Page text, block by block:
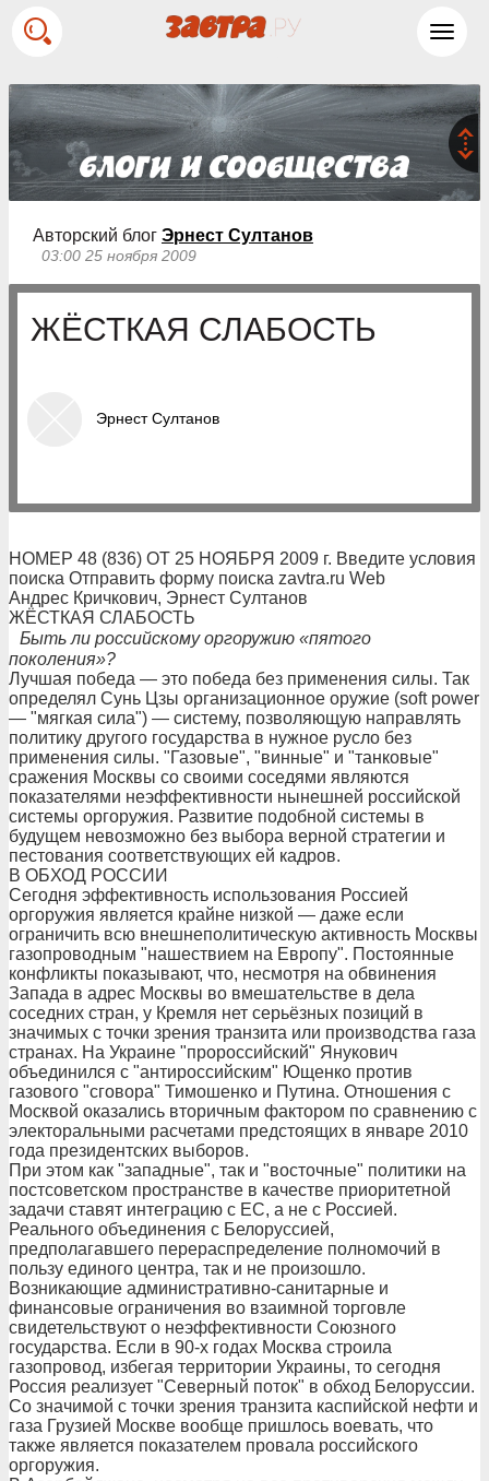
Авторский блог Эрнест Султанов
03:00 25 ноября 2009
ЖЁСТКАЯ СЛАБОСТЬ
Эрнест Султанов
НОМЕР 48 (836) ОТ 25 НОЯБРЯ 2009 г. Введите условия
поиска Отправить форму поиска zavtra.ru Web
Андрес Кричкович, Эрнест Султанов
ЖЁСТКАЯ СЛАБОСТЬ
Быть ли российскому оргоружию «пятого
поколения»?
Лучшая победа — это победа без применения силы. Так
определял Сунь Цзы организационное оружие (soft power
— "мягкая сила") — систему, позволяющую направлять
политику другого государства в нужное русло без
применения силы. "Газовые", "винные" и "танковые"
сражения Москвы со своими соседями являются
показателями неэффективности нынешней российской
системы оргоружия. Развитие подобной системы в
будущем невозможно без выбора верной стратегии и
пестования соответствующих ей кадров.
В ОБХОД РОССИИ
Сегодня эффективность использования Россией
оргоружия является крайне низкой — даже если
ограничить всю внешнеполитическую активность Москвы
газопроводным "нашествием на Европу". Постоянные
конфликты показывают, что, несмотря на обвинения
Запада в адрес Москвы во вмешательстве в дела
соседних стран, у Кремля нет серьёзных позиций в
значимых с точки зрения транзита или производства газа
странах. На Украине "пророссийский" Янукович
объединился с "антироссийским" Ющенко против
газового "сговора" Тимошенко и Путина. Отношения с
Москвой оказались вторичным фактором по сравнению с
электоральными расчетами предстоящих в январе 2010
года президентских выборов.
При этом как "западные", так и "восточные" политики на
постсоветском пространстве в качестве приоритетной
задачи ставят интеграцию с ЕС, а не с Россией.
Реального объединения с Белоруссией,
предполагавшего перераспределение полномочий в
пользу единого центра, так и не произошло.
Возникающие административно-санитарные и
финансовые ограничения во взаимной торговле
свидетельствуют о неэффективности Союзного
государства. Если в 90-х годах Москва строила
газопровод, избегая территории Украины, то сегодня
Россия реализует "Северный поток" в обход Белоруссии.
Со значимой с точки зрения транзита каспийской нефти и
газа Грузией Москве вообще пришлось воевать, что
также является показателем провала российского
оргоружия.